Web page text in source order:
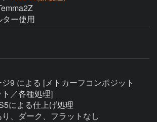
ター使用
ジ9 による [メトカーフコンポジット
／各種処理]
による仕上げ処理
り、ダーク、フラットなし